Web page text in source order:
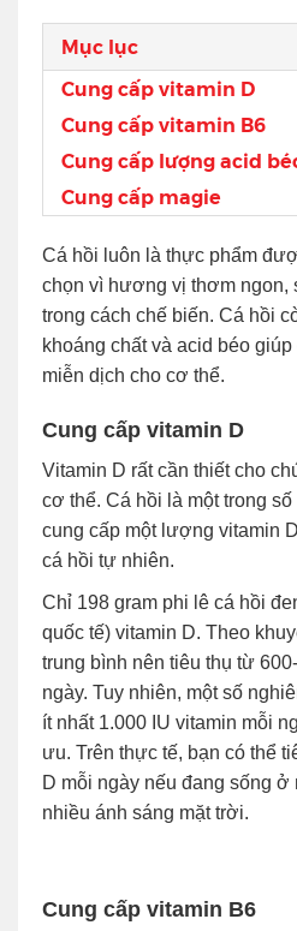
Mục lục
Cung cấp vitamin D
Cung cấp vitamin B6
Cung cấp lượng acid
Cung cấp magie
Cá hồi luôn là thực phẩm
chọn vì hương vị thơm ngon,
trong cách chế biến. Cá hồi
khoáng chất và acid béo
miễn dịch cho cơ thể.
Cung cấp vitamin D
Vitamin D rất cần thiết cho
cơ thể. Cá hồi là một trong
cung cấp một lượng vitamin
cá hồi tự nhiên.
Chỉ 198 gram phi lê cá hồi
quốc tế) vitamin D. Theo
trung bình nên tiêu thụ từ
ngày. Tuy nhiên, một số
ít nhất 1.000 IU vitamin mỗi
ưu. Trên thực tế, bạn có thể
D mỗi ngày nếu đang sống
nhiều ánh sáng mặt trời.
Cung cấp vitamin B6